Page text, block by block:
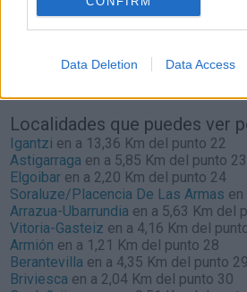
Data Deletion Data Access
Estado del tráfico e
Bilbao+vizcaya
Actualmente no hay
Localidades que puedes ver
Igantzi en a 13,36 Km del punto 22
Astigarraga en a 5,85 Km del punto 23
Elgoibar en a 2,20 Km del punto 24
Soraluze/Placencia De Las Armas
Arrazua-Ubarrundia en a 5,63 Km del
Vitoria-Gasteiz en a 4,16 Km del
Armión en a 1,21 Km del punto 28
Berantevilla en a 4,35 Km del punto 29
Briviesca en a 2,04 Km del punto 30